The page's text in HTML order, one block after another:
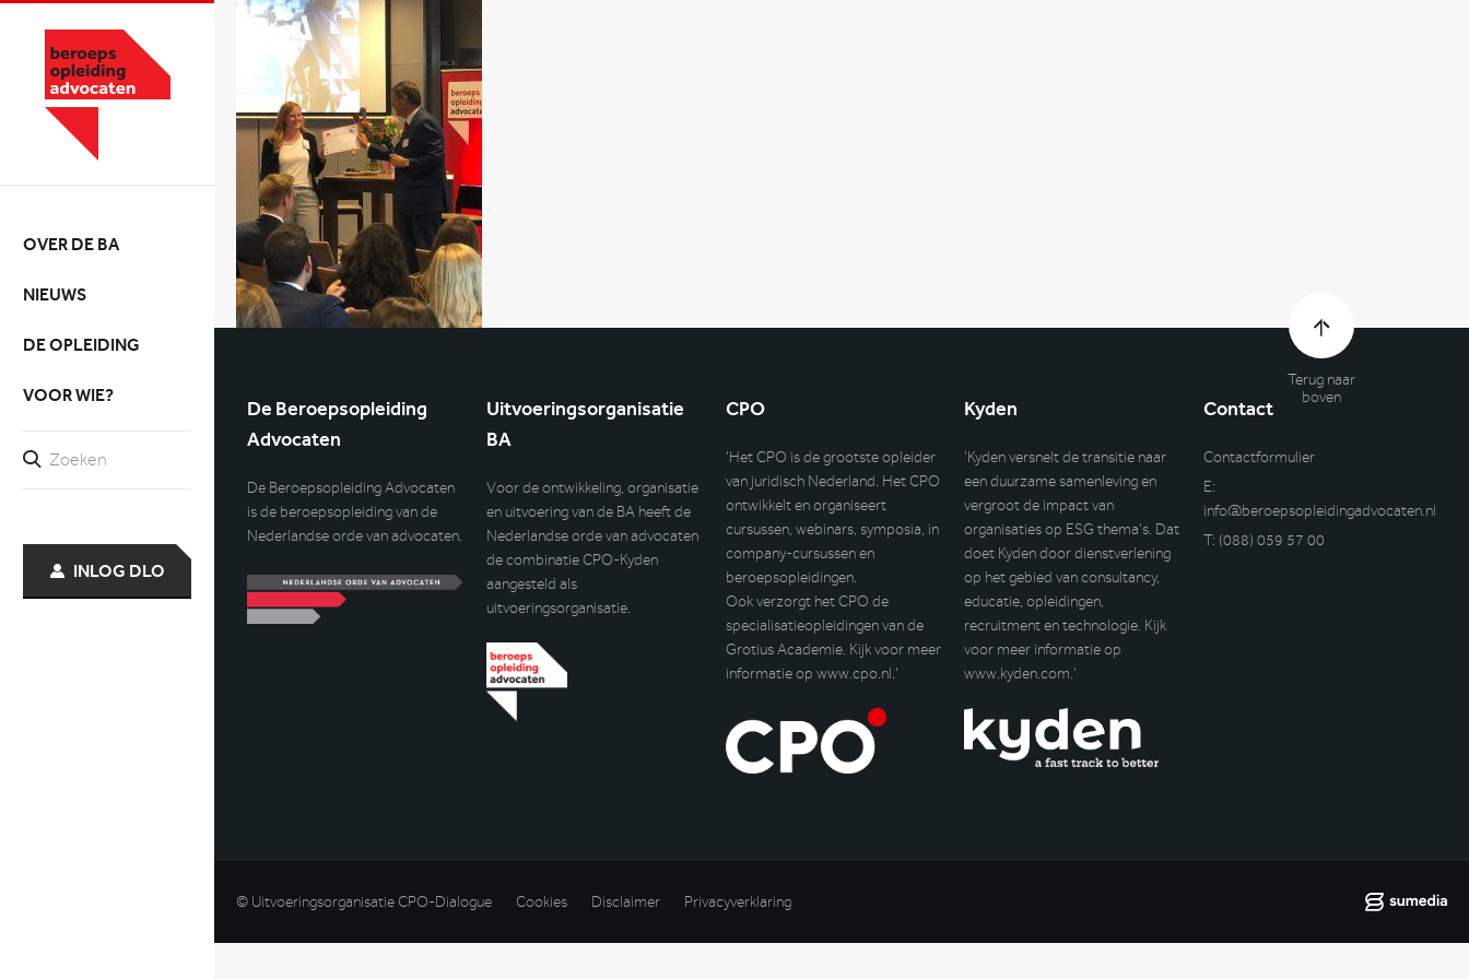
OVER DE BA
NIEUWS
DE OPLEIDING
VOOR WIE?
INLOG DLO
Terug naar
boven
De Beroepsopleiding
Advocaten
De Beroepsopleiding Advocaten
is de beroepsopleiding van de
Nederlandse orde van advocaten.
Uitvoeringsorganisatie
BA
Voor de ontwikkeling, organisatie
en uitvoering van de BA heeft de
Nederlandse orde van advocaten
de combinatie CPO-Kyden
aangesteld als
uitvoeringsorganisatie.
CPO
‘Het CPO is de grootste opleider
van juridisch Nederland. Het CPO
ontwikkelt en organiseert
cursussen, webinars, symposia, in
company-cursussen en
beroepsopleidingen.
Ook verzorgt het CPO de
specialisatieopleidingen van de
Grotius Academie. Kijk voor meer
informatie op www.cpo.nl.’
Kyden
‘Kyden versnelt de transitie naar
een duurzame samenleving en
vergroot de impact van
organisaties op ESG thema’s. Dat
doet Kyden door dienstverlening
op het gebied van consultancy,
educatie, opleidingen,
recruitment en technologie. Kijk
voor meer informatie op
www.kyden.com.’
Contact
Contactformulier
E:
info@beroepsopleidingadvocaten.nl
T: (088) 059 57 00
© Uitvoeringsorganisatie CPO-Dialogue Cookies Disclaimer Privacyverklaring